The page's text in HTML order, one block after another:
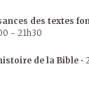
des textes
- 21h30
de la Bible •